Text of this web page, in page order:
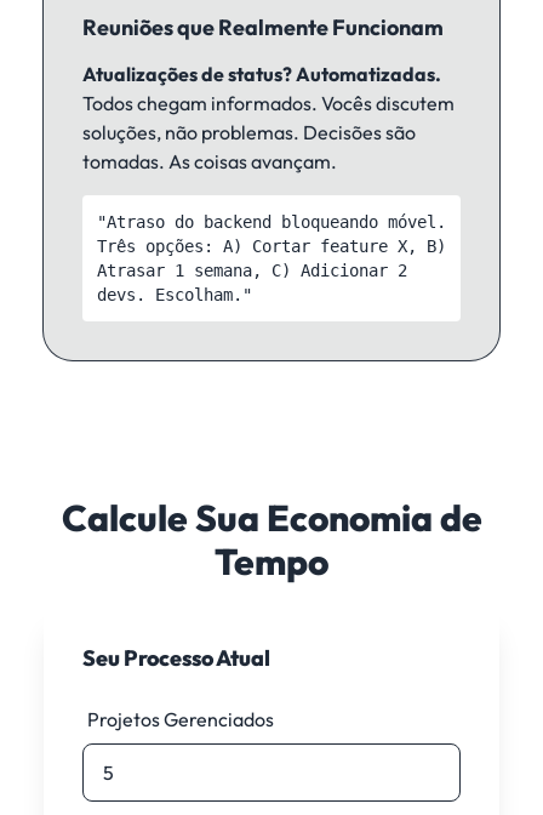
Reuniões que Realmente Funcionam
Atualizações de status? Automatizadas.
Todos chegam informados. Vocês discutem
soluções, não problemas. Decisões são
tomadas. As coisas avançam.
"Atraso do backend bloqueando móvel.
Três opções: A) Cortar feature X, B)
Atrasar 1 semana, C) Adicionar 2
devs. Escolham."
Calcule Sua Economia de
Tempo
Seu Processo Atual
Projetos Gerenciados